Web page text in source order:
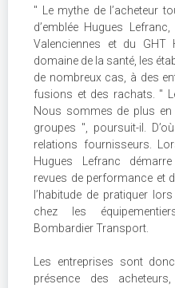
" Le mythe de l’acheteur
d’emblée Hugues
Valenciennes et du GHT
domaine de la santé, les
de nombreux cas, à des
fusions et des rachats. "
Nous sommes de plus
groupes ", poursuit-il.
relations fournisseurs.
Hugues Lefranc démarre
revues de performance et
l’habitude de pratiquer
chez les
Bombardier Transport.
Les entreprises sont
présence des